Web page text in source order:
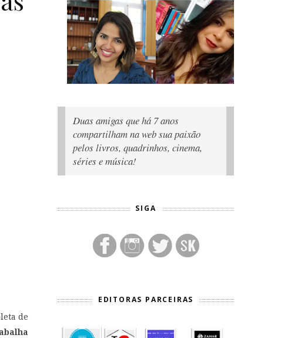
de
Duas amigas que há 7 anos
compartilham na web sua paixão
pelos livros, quadrinhos, cinema,
séries e música!
SIGA
EDITORAS PARCEIRAS